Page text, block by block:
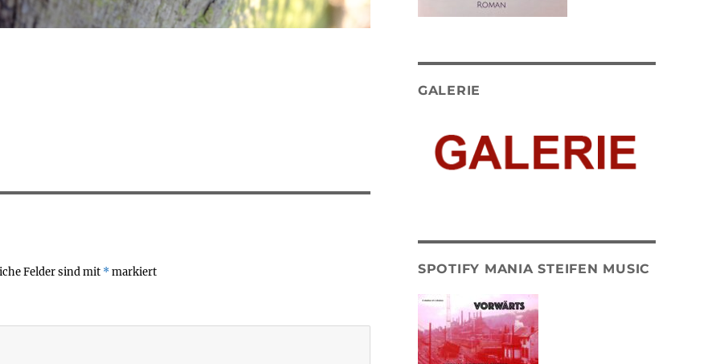
Felder sind mit *markiert
GALERIE
SPOTIFY MANIA STEIFEN MUSIC